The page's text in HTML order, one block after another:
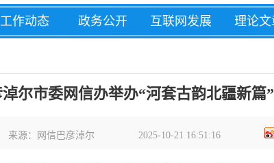
工作动态 政务公开 互联网发展 理论文
骗
淖尔市委网信办举办“河套古韵北疆新篇
来源：网信巴彦淖尔 2025-10-21 16:51:16